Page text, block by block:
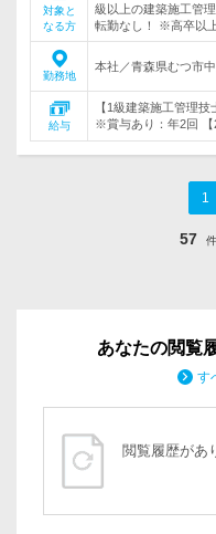
対象と
なる方
級以上の建築施工管
転勤なし！ ※高卒以
勤務地
本社／青森県むつ市
給与
【1級建築施工管理
※賞与あり：年2回 【
1
57
あなたの閲覧
す
閲覧履歴があ